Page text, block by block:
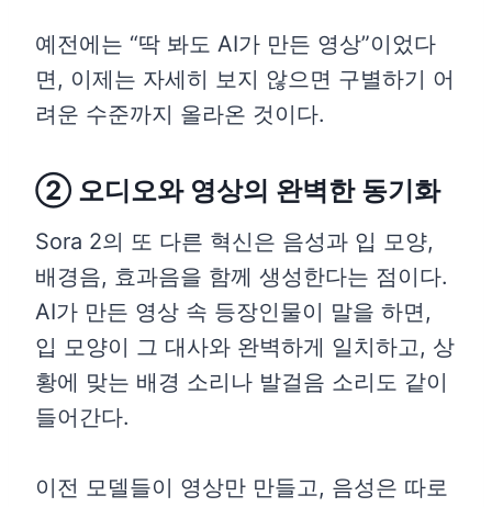
예전에는 “딱 봐도 AI가 만든 영상”이었다
면, 이제는 자세히 보지 않으면 구별하기 어
려운 수준까지 올라온 것이다.
② 오디오와 영상의 완벽한 동기화
Sora 2의 또 다른 혁신은 음성과 입 모양,
배경음, 효과음을 함께 생성한다는 점이다.
AI가 만든 영상 속 등장인물이 말을 하면,
입 모양이 그 대사와 완벽하게 일치하고, 상
황에 맞는 배경 소리나 발걸음 소리도 같이
들어간다.
이전 모델들이 영상만 만들고, 음성은 따로